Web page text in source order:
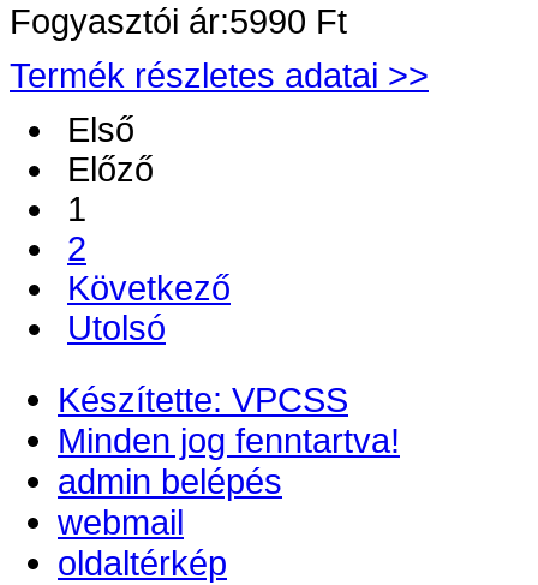
Fogyasztói ár:5990 Ft
Termék részletes adatai >>
Első
Előző
1
2
Következő
Utolsó
Készítette: VPCSS
Minden jog fenntartva!
admin belépés
webmail
oldaltérkép